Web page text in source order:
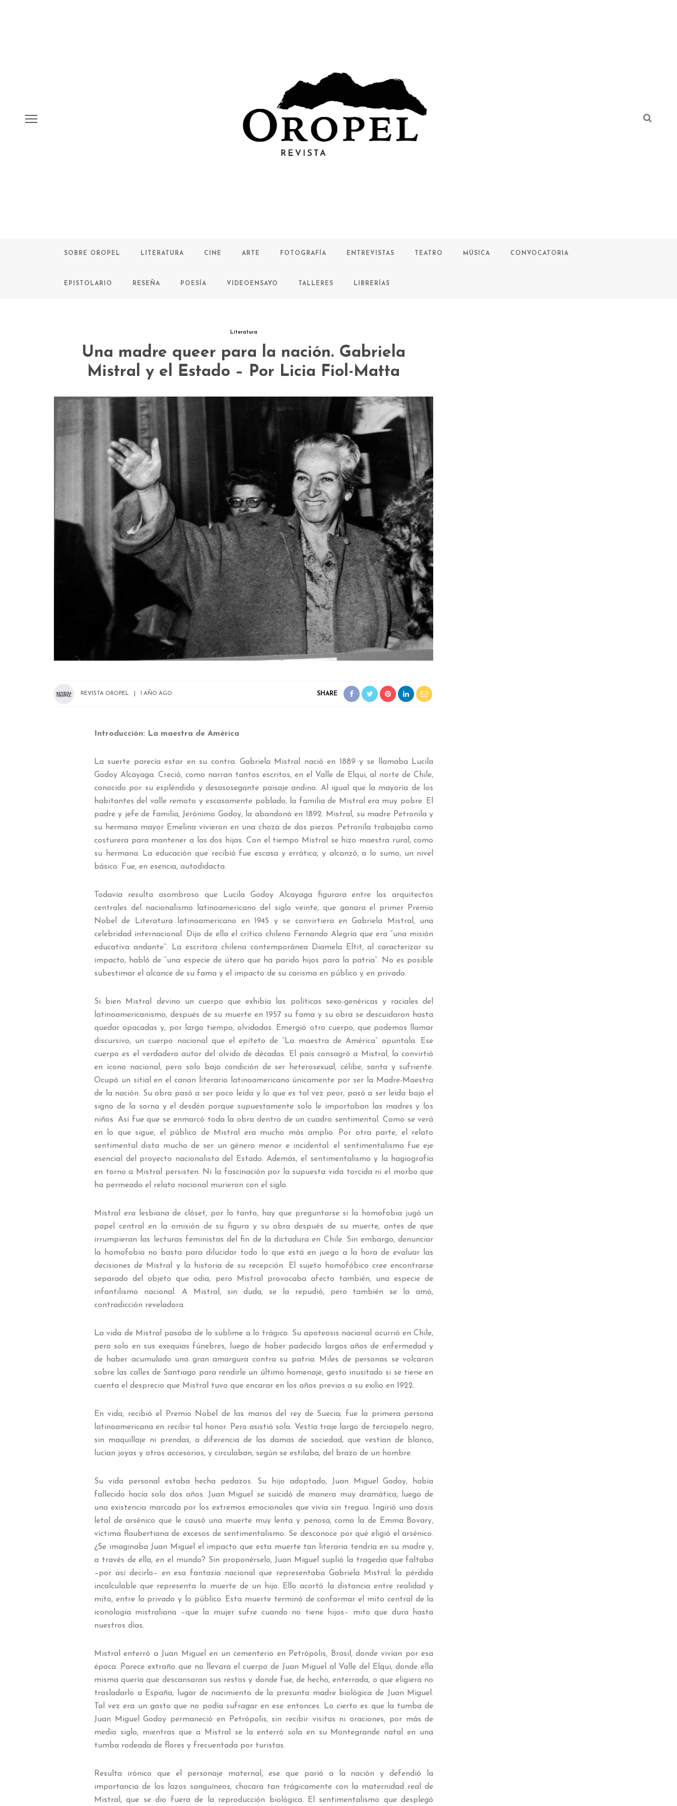
SOBRE OROPEL LITERATURA CINE ARTE FOTOGRAFÍA ENTREVISTAS TEATRO MÚSICA CONVOCATORIA
EPISTOLARIO RESEÑA POESÍA VIDEOENSAYO TALLERES LIBRERÍAS
Literatura
Una madre queer para la nación. Gabriela
Mistral y el Estado – Por Licia Fiol-Matta
REVISTA OROPEL 1 AÑO AGO SHARE
Introducción: La maestra de América
La suerte parecía estar en su contra. Gabriela Mistral nació en 1889 y se llamaba Lucila
Godoy Alcayaga. Creció, como narran tantos escritos, en el Valle de Elqui, al norte de Chile,
conocido por su espléndido y desasosegante paisaje andino. Al igual que la mayoría de los
habitantes del valle remoto y escasamente poblado, la familia de Mistral era muy pobre. El
padre y jefe de familia, Jerónimo Godoy, la abandonó en 1892. Mistral, su madre Petronila y
su hermana mayor Emelina vivieron en una choza de dos piezas. Petronila trabajaba como
costurera para mantener a las dos hijas. Con el tiempo Mistral se hizo maestra rural, como
su hermana. La educación que recibió fue escasa y errática, y alcanzó, a lo sumo, un nivel
básico. Fue, en esencia, autodidacta.
Todavía resulta asombroso que Lucila Godoy Alcayaga figurara entre los arquitectos
centrales del nacionalismo latinoamericano del siglo veinte, que ganara el primer Premio
Nobel de Literatura latinoamericano en 1945 y se convirtiera en Gabriela Mistral, una
celebridad internacional. Dijo de ella el crítico chileno Fernando Alegría que era “una misión
educativa andante”. La escritora chilena contemporánea Diamela Eltit, al caracterizar su
impacto, habló de “una especie de útero que ha parido hijos para la patria”. No es posible
subestimar el alcance de su fama y el impacto de su carisma en público y en privado.
Si bien Mistral devino un cuerpo que exhibía las políticas sexo-genéricas y raciales del
latinoamericanismo, después de su muerte en 1957 su fama y su obra se descuidaron hasta
quedar opacadas y, por largo tiempo, olvidadas. Emergió otro cuerpo, que podemos llamar
discursivo, un cuerpo nacional que el epíteto de “La maestra de América” apuntala. Ese
cuerpo es el verdadero autor del olvido de décadas. El país consagró a Mistral, la convirtió
en ícono nacional, pero solo bajo condición de ser heterosexual, célibe, santa y sufriente.
Ocupó un sitial en el canon literario latinoamericano únicamente por ser la Madre-Maestra
de la nación. Su obra pasó a ser poco leída y lo que es tal vez peor, pasó a ser leída bajo el
signo de la sorna y el desdén porque supuestamente solo le importaban las madres y los
niños. Así fue que se enmarcó toda la obra dentro de un cuadro sentimental. Como se verá
en lo que sigue, el público de Mistral era mucho más amplio. Por otra parte, el relato
sentimental dista mucho de ser un género menor e incidental: el sentimentalismo fue eje
esencial del proyecto nacionalista del Estado. Además, el sentimentalismo y la hagiografía
en torno a Mistral persisten. Ni la fascinación por la supuesta vida torcida ni el morbo que
ha permeado el relato nacional murieron con el siglo.
Mistral era lesbiana de clóset, por lo tanto, hay que preguntarse si la homofobia jugó un
papel central en la omisión de su figura y su obra después de su muerte, antes de que
irrumpieran las lecturas feministas del fin de la dictadura en Chile. Sin embargo, denunciar
la homofobia no basta para dilucidar todo lo que está en juego a la hora de evaluar las
decisiones de Mistral y la historia de su recepción. El sujeto homofóbico cree encontrarse
separado del objeto que odia, pero Mistral provocaba afecto también, una especie de
infantilismo nacional. A Mistral, sin duda, se la repudió, pero también se la amó,
contradicción reveladora.
La vida de Mistral pasaba de lo sublime a lo trágico. Su apoteosis nacional ocurrió en Chile,
pero solo en sus exequias fúnebres, luego de haber padecido largos años de enfermedad y
de haber acumulado una gran amargura contra su patria. Miles de personas se volcaron
sobre las calles de Santiago para rendirle un último homenaje, gesto inusitado si se tiene en
cuenta el desprecio que Mistral tuvo que encarar en los años previos a su exilio en 1922.
En vida, recibió el Premio Nobel de las manos del rey de Suecia; fue la primera persona
latinoamericana en recibir tal honor. Pero asistió sola. Vestía traje largo de terciopelo negro,
sin maquillaje ni prendas, a diferencia de las damas de sociedad, que vestían de blanco,
lucían joyas y otros accesorios, y circulaban, según se estilaba, del brazo de un hombre.
Su vida personal estaba hecha pedazos. Su hijo adoptado, Juan Miguel Godoy, había
fallecido hacía solo dos años. Juan Miguel se suicidó de manera muy dramática, luego de
una existencia marcada por los extremos emocionales que vivía sin tregua. Ingirió una dosis
letal de arsénico que le causó una muerte muy lenta y penosa, como la de Emma Bovary,
víctima flaubertiana de excesos de sentimentalismo. Se desconoce por qué eligió el arsénico.
¿Se imaginaba Juan Miguel el impacto que esta muerte tan literaria tendría en su madre y,
a través de ella, en el mundo? Sin proponérselo, Juan Miguel suplió la tragedia que faltaba
–por así decirlo– en esa fantasía nacional que representaba Gabriela Mistral: la pérdida
incalculable que representa la muerte de un hijo. Ello acortó la distancia entre realidad y
mito, entre lo privado y lo público. Esta muerte terminó de conformar el mito central de la
iconología mistraliana –que la mujer sufre cuando no tiene hijos– mito que dura hasta
nuestros días.
Mistral enterró a Juan Miguel en un cementerio en Petrópolis, Brasil, donde vivían por esa
época. Parece extraño que no llevara el cuerpo de Juan Miguel al Valle del Elqui, donde ella
misma quería que descansaran sus restos y donde fue, de hecho, enterrada, o que eligiera no
trasladarlo a España, lugar de nacimiento de la presunta madre biológica de Juan Miguel.
Tal vez era un gasto que no podía sufragar en ese entonces. Lo cierto es que la tumba de
Juan Miguel Godoy permaneció en Petrópolis, sin recibir visitas ni oraciones, por más de
medio siglo, mientras que a Mistral se la enterró sola en su Montegrande natal en una
tumba rodeada de flores y frecuentada por turistas.
Resulta irónico que el personaje maternal, ese que parió a la nación y defendió la
importancia de los lazos sanguíneos, chocara tan trágicamente con la maternidad real de
Mistral, que se dio fuera de la reproducción biológica. El sentimentalismo que desplegó